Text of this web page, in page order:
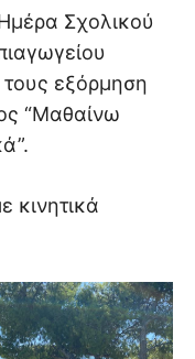
Σχολικού
εξόρμηση
“Μαθαίνω
κινητικά